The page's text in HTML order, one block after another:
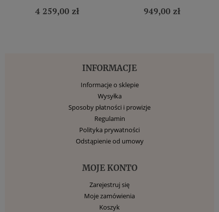
4 259,00 zł 949,00 zł
INFORMACJE
Informacje o sklepie
Wysyłka
Sposoby płatności i prowizje
Regulamin
Polityka prywatności
Odstąpienie od umowy
MOJE KONTO
Zarejestruj się
Moje zamówienia
Koszyk